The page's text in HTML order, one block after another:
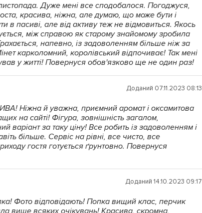
Дуже мені все сподобалося. Погоджуся,
красива, ніжна, але думаю, що може бути і
в пасиві, але від активу теж не відмовиться. Якось
між справою як старому знайомому зробила
напевно, із задоволенням більше ніж за
карколомний, королівський відпочиває! Так мені
у житті! Повернуся обов'язково ще не один раз!
Доданий 07.11.2023 08:13
Ніжна й уважна, приємний аромат і оксамитова
на сайті! Фігура, зовнішність загалом,
варіант за таку ціну! Все робить із задоволенням і
більше. Сервіс на рівні, все чисто, все
гостя готується ґрунтовно. Повернуся
Доданий 14.10.2023 09:17
Фото відповідають! Попка вищий клас, перчик
вище всяких очікувань! Красива, скромна,